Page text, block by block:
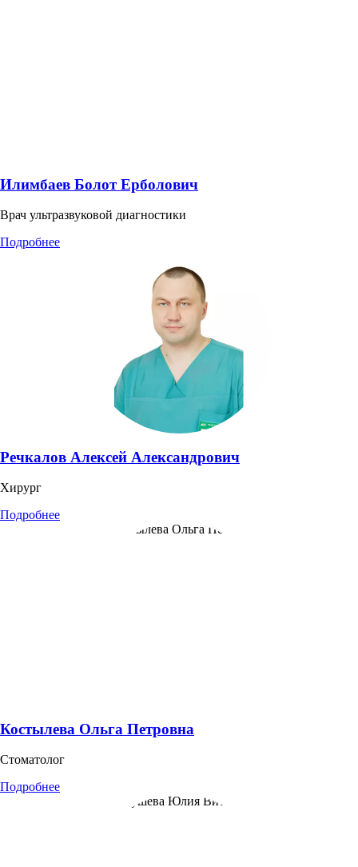
Илимбаев Болот Ерболович
Врач ультразвуковой диагностики
Подробнее
Речкалов Алексей Александрович
Хирург
Подробнее
Костылева Ольга Петровна
Стоматолог
Подробнее